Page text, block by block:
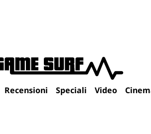
Recensioni Speciali Video